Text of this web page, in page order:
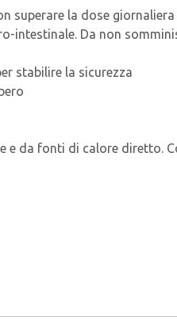
la dose
Da non
stabilire la sicurezza
da fonti di calore diretto.